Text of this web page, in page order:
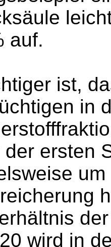
auf.
ist,
in
ersten
wird in